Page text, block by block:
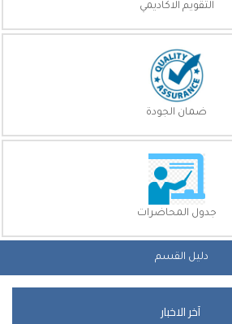
التقويم الاكاديمي
ضمان الجودة
جدول المحاضرات
دليل القسم
آخر الاخبار